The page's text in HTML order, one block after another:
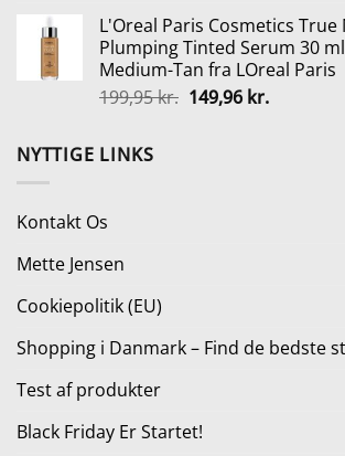
pris
var:
359,95 kr..
pris
er:
180,00 kr..
L'Oreal Paris Cosmetics
Plumping Tinted Serum 30
Medium-Tan fra LOreal Paris
199,95kr. Den
149,96 kr.Den
NYTTIGE LINKS
Kontakt Os
Mette Jensen
Cookiepolitik (EU)
Shopping i Danmark – Find de bedste
Test af produkter
Black Friday Er Startet!